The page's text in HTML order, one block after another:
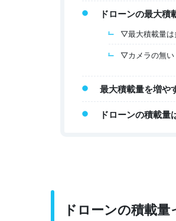
ドローンの最大積
▽最大積載量は
▽カメラの無い
最大積載量を増や
ドローンの積載量
ドローンの積載量